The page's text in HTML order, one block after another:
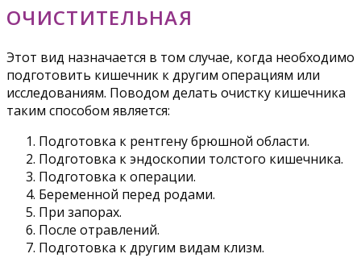
ОЧИСТИТЕЛЬНАЯ
Этот вид назначается в том случае, когда необходимо
подготовить кишечник к другим операциям или
исследованиям. Поводом делать очистку кишечника
таким способом является:
Подготовка к рентгену брюшной области.
Подготовка к эндоскопии толстого кишечника.
Подготовка к операции.
Беременной перед родами.
При запорах.
После отравлений.
Подготовка к другим видам клизм.